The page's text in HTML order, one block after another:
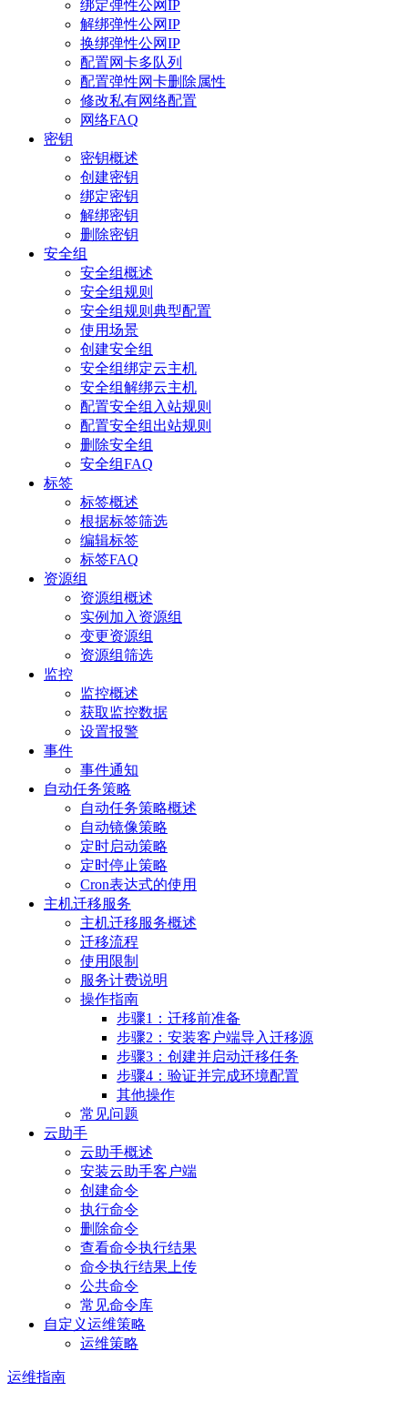
绑定弹性公网IP
解绑弹性公网IP
换绑弹性公网IP
配置网卡多队列
配置弹性网卡删除属性
修改私有网络配置
网络FAQ
密钥
密钥概述
创建密钥
绑定密钥
解绑密钥
删除密钥
安全组
安全组概述
安全组规则
安全组规则典型配置
使用场景
创建安全组
安全组绑定云主机
安全组解绑云主机
配置安全组入站规则
配置安全组出站规则
删除安全组
安全组FAQ
标签
标签概述
根据标签筛选
编辑标签
标签FAQ
资源组
资源组概述
实例加入资源组
变更资源组
资源组筛选
监控
监控概述
获取监控数据
设置报警
事件
事件通知
自动任务策略
自动任务策略概述
自动镜像策略
定时启动策略
定时停止策略
Cron表达式的使用
主机迁移服务
主机迁移服务概述
迁移流程
使用限制
服务计费说明
操作指南
步骤1：迁移前准备
步骤2：安装客户端导入迁移源
步骤3：创建并启动迁移任务
步骤4：验证并完成环境配置
其他操作
常见问题
云助手
云助手概述
安装云助手客户端
创建命令
执行命令
删除命令
查看命令执行结果
命令执行结果上传
公共命令
常见命令库
自定义运维策略
运维策略
运维指南